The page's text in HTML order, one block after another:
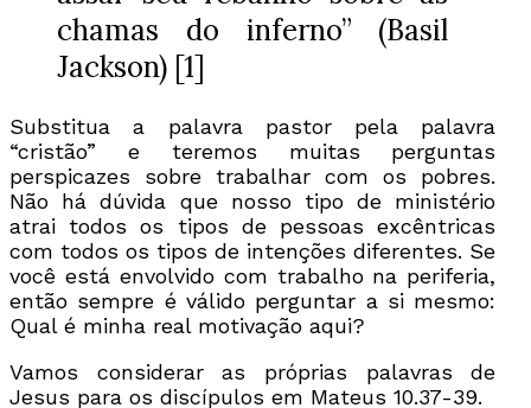
chamas do inferno” (Basil
Jackson) [1]
Substitua a palavra pastor pela palavra
“cristão” e teremos muitas perguntas
perspicazes sobre trabalhar com os pobres.
Não há dúvida que nosso tipo de ministério
atrai todos os tipos de pessoas excêntricas
com todos os tipos de intenções diferentes. Se
você está envolvido com trabalho na periferia,
então sempre é válido perguntar a si mesmo:
Qual é minha real motivação aqui?
Vamos considerar as próprias palavras de
Jesus para os discípulos em Mateus 10.37-39.